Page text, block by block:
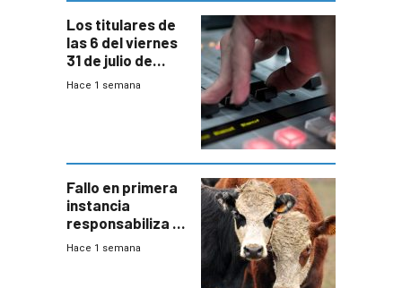
Los titulares de
las 6 del viernes
31 de julio de
2026
Hace 1 semana
Fallo en primera
instancia
responsabiliza al
Estado por falta
Hace 1 semana